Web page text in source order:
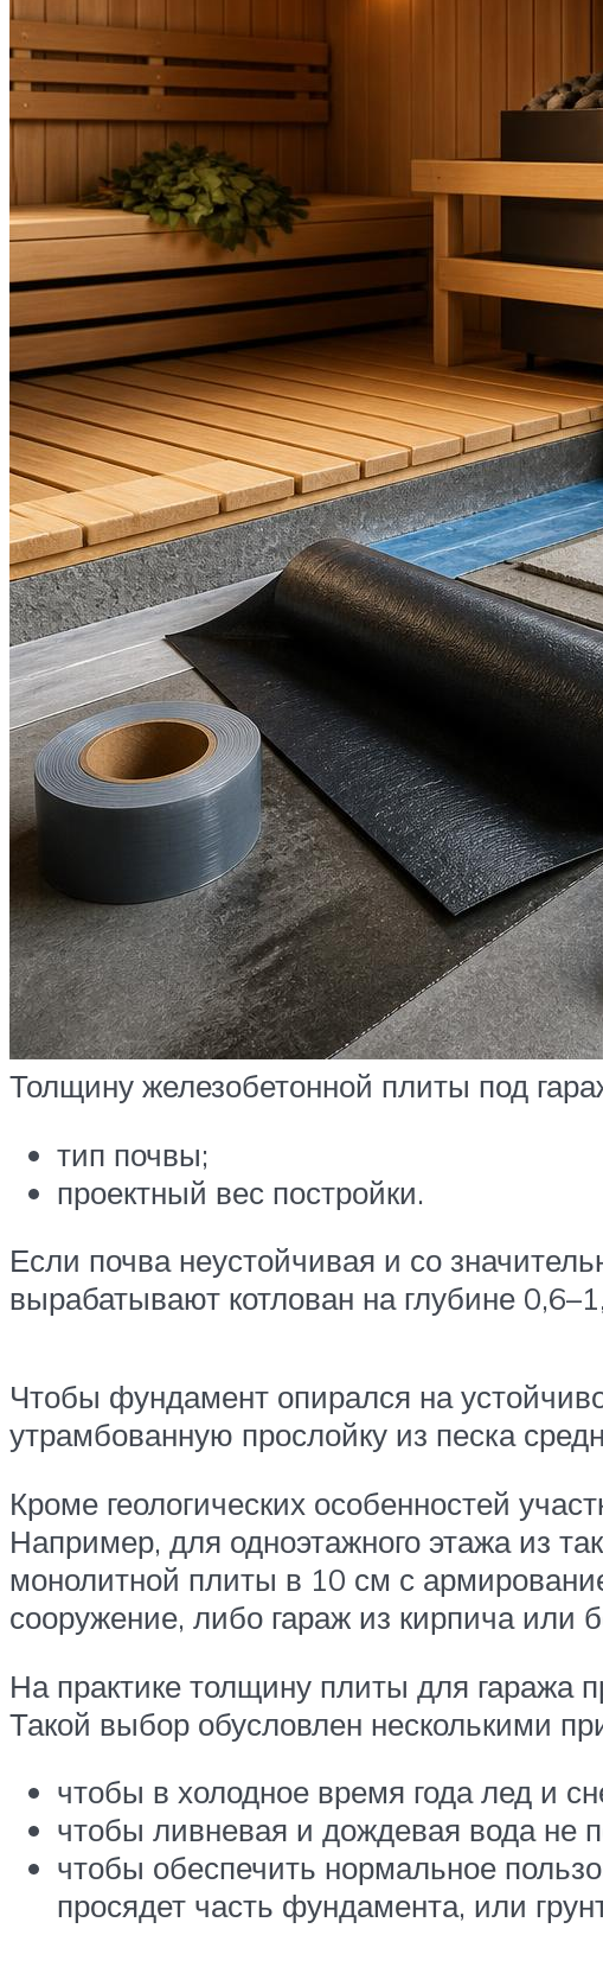
Толщину железобетонной плиты под
тип почвы;
проектный вес постройки.
Если почва неустойчивая и со
вырабатывают котлован на глубине
Чтобы фундамент опирался на
утрамбованную прослойку из песка
Кроме геологических особенностей
Например, для одноэтажного этажа из
монолитной плиты в 10 см с
сооружение, либо гараж из кирпича или
На практике толщину плиты для гаража
Такой выбор обусловлен несколькими
чтобы в холодное время года лед и
чтобы ливневая и дождевая вода не
чтобы обеспечить нормальное
просядет часть фундамента, или